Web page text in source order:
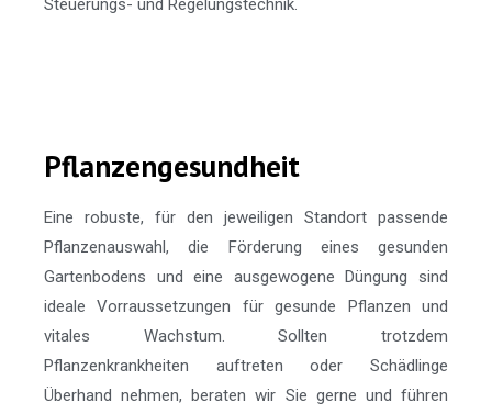
Steuerungs- und Regelungstechnik.
Pflanzengesundheit
Eine robuste, für den jeweiligen Standort passende
Pflanzenauswahl, die Förderung eines gesunden
Gartenbodens und eine ausgewogene Düngung sind
ideale Vorraussetzungen für gesunde Pflanzen und
vitales Wachstum. Sollten trotzdem
Pflanzenkrankheiten auftreten oder Schädlinge
Überhand nehmen, beraten wir Sie gerne und führen